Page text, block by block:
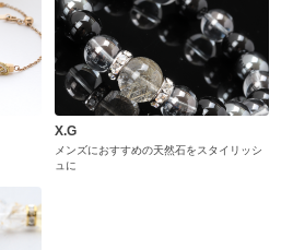
X.G
メンズにおすすめの天然石をスタイリッシ
ュに